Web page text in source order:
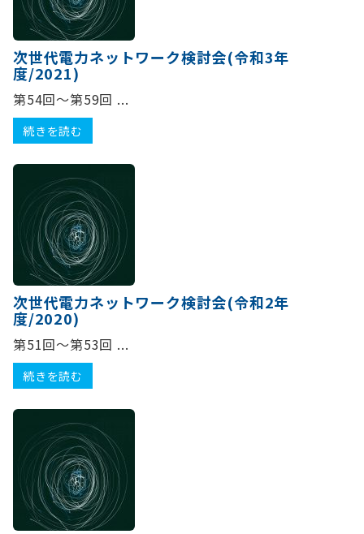
次世代電力ネットワーク検討会(令和3年
度/2021)
第54回～第59回 ...
続きを読む
次世代電力ネットワーク検討会(令和2年
度/2020)
第51回～第53回 ...
続きを読む